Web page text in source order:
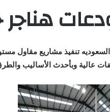
تنفيذ مشاريع مقاول
عالية وبأحدث الأساليب